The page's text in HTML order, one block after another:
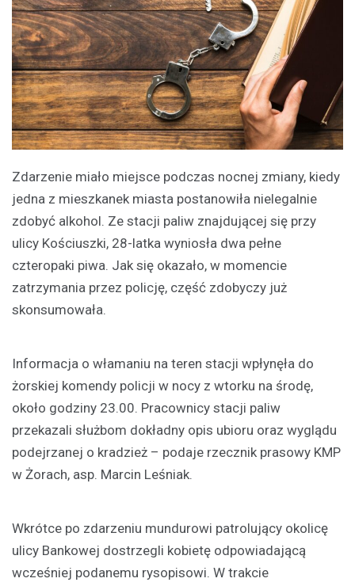
Zdarzenie miało miejsce podczas nocnej zmiany, kiedy
jedna z mieszkanek miasta postanowiła nielegalnie
zdobyć alkohol. Ze stacji paliw znajdującej się przy
ulicy Kościuszki, 28-latka wyniosła dwa pełne
czteropaki piwa. Jak się okazało, w momencie
zatrzymania przez policję, część zdobyczy już
skonsumowała.
Informacja o włamaniu na teren stacji wpłynęła do
żorskiej komendy policji w nocy z wtorku na środę,
około godziny 23.00. Pracownicy stacji paliw
przekazali służbom dokładny opis ubioru oraz wyglądu
podejrzanej o kradzież – podaje rzecznik prasowy KMP
w Żorach, asp. Marcin Leśniak.
Wkrótce po zdarzeniu mundurowi patrolujący okolicę
ulicy Bankowej dostrzegli kobietę odpowiadającą
wcześniej podanemu rysopisowi. W trakcie